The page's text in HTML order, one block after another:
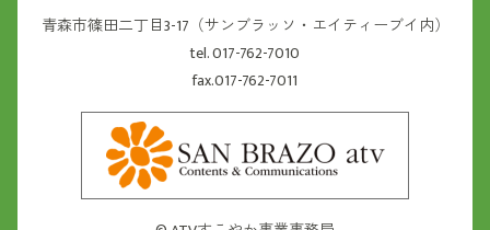
青森市篠田二丁目3-17（サンブラッソ・エイティーブイ内）
tel. 017-762-7010
fax.017-762-7011